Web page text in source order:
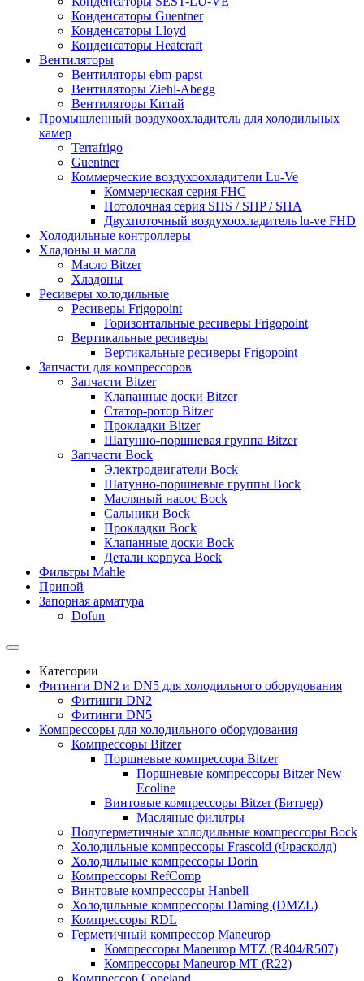
Конденсаторы Guentner
Конденсаторы Lloyd
Конденсаторы Heatcraft
Вентиляторы
Вентиляторы ebm-papst
Вентиляторы Ziehl-Abegg
Вентиляторы Китай
Промышленный воздухоохладитель для холодильных
камер
Terrafrigo
Guentner
Коммерческие воздухоохладители Lu-Ve
Коммерческая серия FHC
Потолочная серия SHS / SHP / SHA
Двухпоточный воздухоохладитель lu-ve FHD
Холодильные контроллеры
Хладоны и масла
Масло Bitzer
Хладоны
Ресиверы холодильные
Ресиверы Frigopoint
Горизонтальные ресиверы Frigopoint
Вертикальные ресиверы
Вертикальные ресиверы Frigopoint
Запчасти для компрессоров
Запчасти Bitzer
Клапанные доски Bitzer
Статор-ротор Bitzer
Прокладки Bitzer
Шатунно-поршневая группа Bitzer
Запчасти Bock
Электродвигатели Bock
Шатунно-поршневые группы Bock
Масляный насос Bock
Сальники Bock
Прокладки Bock
Клапанные доски Bock
Детали корпуса Bock
Фильтры Mahle
Припой
Запорная арматура
Dofun
Категории
Фитинги DN2 и DN5 для холодильного оборудования
Фитинги DN2
Фитинги DN5
Компрессоры для холодильного оборудования
Компрессоры Bitzer
Поршневые компрессора Bitzer
Поршневые компрессоры Bitzer New
Ecoline
Винтовые компрессоры Bitzer (Битцер)
Масляные фильтры
Полугерметичные холодильные компрессоры Bock
Холодильные компрессоры Frascold (Фрасколд)
Холодильные компрессоры Dorin
Компрессоры RefComp
Винтовые компрессоры Hanbell
Холодильные компрессоры Daming (DMZL)
Компрессоры RDL
Герметичный компрессор Maneurop
Компрессоры Maneurop MTZ (R404/R507)
Компрессоры Maneurop MT (R22)
Компрессор Copeland